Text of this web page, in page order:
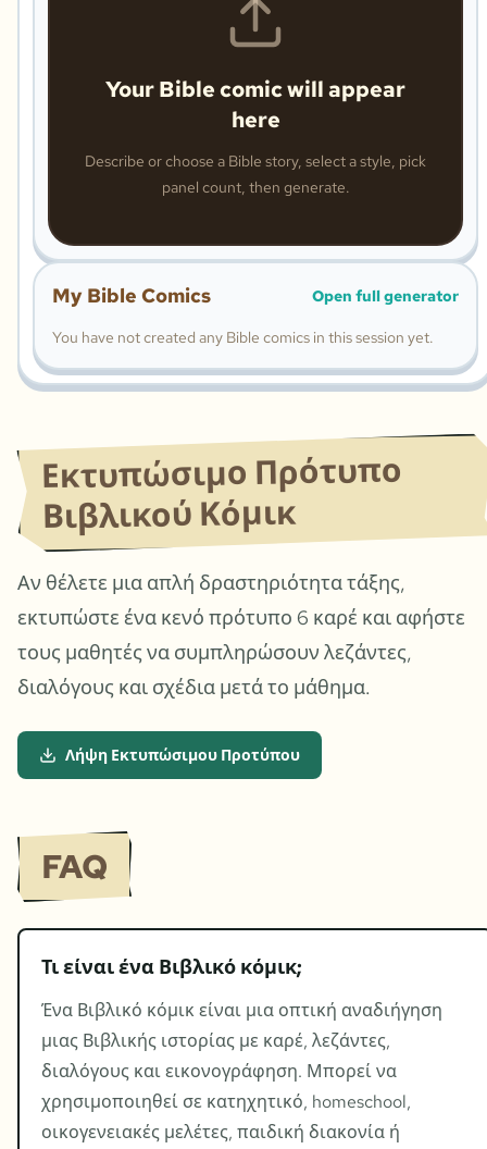
Your Bible comic will appear
here
Describe or choose a Bible story, select a style, pick
panel count, then generate.
My Bible Comics Open full generator
You have not created any Bible comics in this session yet.
Εκτυπώσιμο Πρότυπο
Βιβλικού Κόμικ
Αν θέλετε μια απλή δραστηριότητα τάξης,
εκτυπώστε ένα κενό πρότυπο 6 καρέ και αφήστε
τους μαθητές να συμπληρώσουν λεζάντες,
διαλόγους και σχέδια μετά το μάθημα.
Λήψη Εκτυπώσιμου Προτύπου
FAQ
Τι είναι ένα Βιβλικό κόμικ;
Ένα Βιβλικό κόμικ είναι μια οπτική αναδιήγηση
μιας Βιβλικής ιστορίας με καρέ, λεζάντες,
διαλόγους και εικονογράφηση. Μπορεί να
χρησιμοποιηθεί σε κατηχητικό, homeschool,
οικογενειακές μελέτες, παιδική διακονία ή